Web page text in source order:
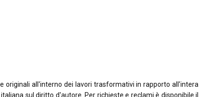
all'interno dei lavori trasformativi in rapporto all'intera
sul diritto d'autore. Per richieste e reclami è disponibile il